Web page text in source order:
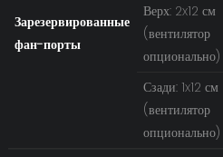
Зарезервированные
фан-порты
Верх: 2x12 см
(вентилятор
опционально)
Сзади: 1x12 см
(вентилятор
опционально)